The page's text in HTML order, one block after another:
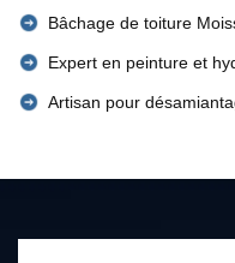
Bâchage de toiture
Expert en peinture et
Artisan pour